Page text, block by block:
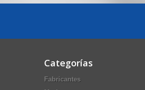
Categorías
Fabricantes